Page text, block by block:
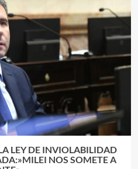
LEY DE INVIOLABILIDAD
NOS SOMETE A